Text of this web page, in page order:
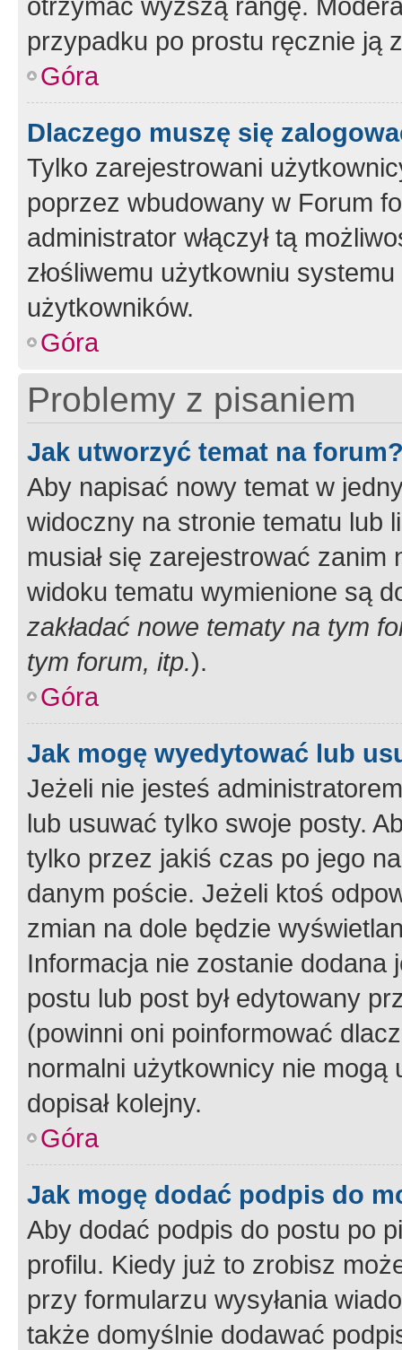
przypadku po prostu ręcznie ją
Góra
Dlaczego muszę się
Tylko zarejestrowani
poprzez wbudowany w Forum
administrator włączył tą
złośliwemu użytkowniu
użytkowników.
Góra
Problemy z pisaniem
Jak utworzyć temat na
Aby napisać nowy temat w
widoczny na stronie tematu lub
musiał się zarejestrować
widoku tematu wymienione są
zakładać nowe tematy na tym
tym forum, itp.).
Góra
Jak mogę wyedytować lub
Jeżeli nie jesteś
lub usuwać tylko swoje posty.
tylko przez jakiś czas po jego
danym poście. Jeżeli ktoś
zmian na dole będzie
Informacja nie zostanie dodana
postu lub post był edytowany
(powinni oni poinformować
normalni użytkownicy nie
dopisał kolejny.
Góra
Jak mogę dodać podpis do
Aby dodać podpis do postu po
profilu. Kiedy już to zrobisz
przy formularzu wysyłania
także domyślnie dodawać